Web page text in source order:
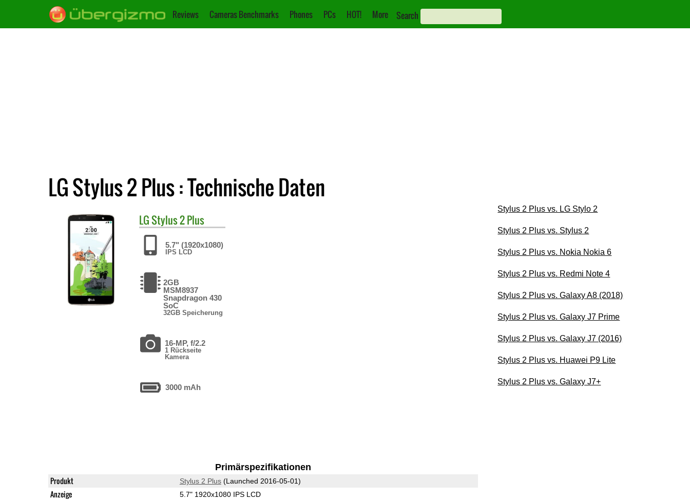
Reviews Cameras Benchmarks Phones PCs HOT! More Search
LG Stylus 2 Plus : Technische Daten
LGStylus 2 Plus
5.7" (1920x1080)
IPS LCD
2GB
MSM8937
Snapdragon 430
SoC
32GB Speicherung
16-MP, f/2.2
1 Rückseite
Kamera
3000 mAh
Primärspezifikationen
Produkt Stylus 2 Plus(Launched 2016-05-01)
Anzeige 5.7" 1920x1080 IPS LCD
Stylus 2 Plus vs. LG Stylo 2
Stylus 2 Plus vs. Stylus 2
Stylus 2 Plus vs. Nokia Nokia 6
Stylus 2 Plus vs. Redmi Note 4
Stylus 2 Plus vs. Galaxy A8 (2018)
Stylus 2 Plus vs. Galaxy J7 Prime
Stylus 2 Plus vs. Galaxy J7 (2016)
Stylus 2 Plus vs. Huawei P9 Lite
Stylus 2 Plus vs. Galaxy J7+